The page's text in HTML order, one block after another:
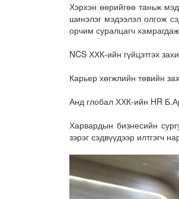
Хэрхэн өөрийгөө таньж
шинэлэг мэдээлэл олгож
орчим суралцагч
NCS ХХК-ийн гүйцэтгэх
Карьер хөгжлийн төвийн
Анд глобал ХХК-ийн HR
Харвардын бизнесийн
зэрэг сэдвүүдээр илтгэгч